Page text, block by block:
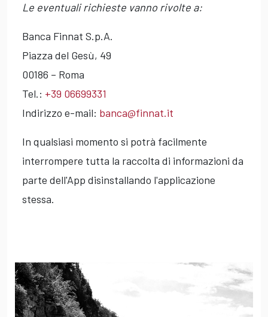
Le eventuali richieste vanno rivolte a:
Banca Finnat S.p.A.
Piazza del Gesù, 49
00186 – Roma
Tel.: +39 06699331
Indirizzo e-mail: banca@finnat.it
In qualsiasi momento si potrà facilmente
interrompere tutta la raccolta di informazioni da
parte dell'App disinstallando l'applicazione
stessa.